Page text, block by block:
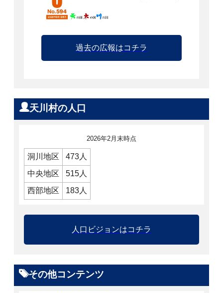
過去の広報はコチラ
天川村の人口
2026年2月末時点
洞川地区
473人
中央地区
515人
西部地区
183人
人口ビジョンはコチラ
その他コンテンツ